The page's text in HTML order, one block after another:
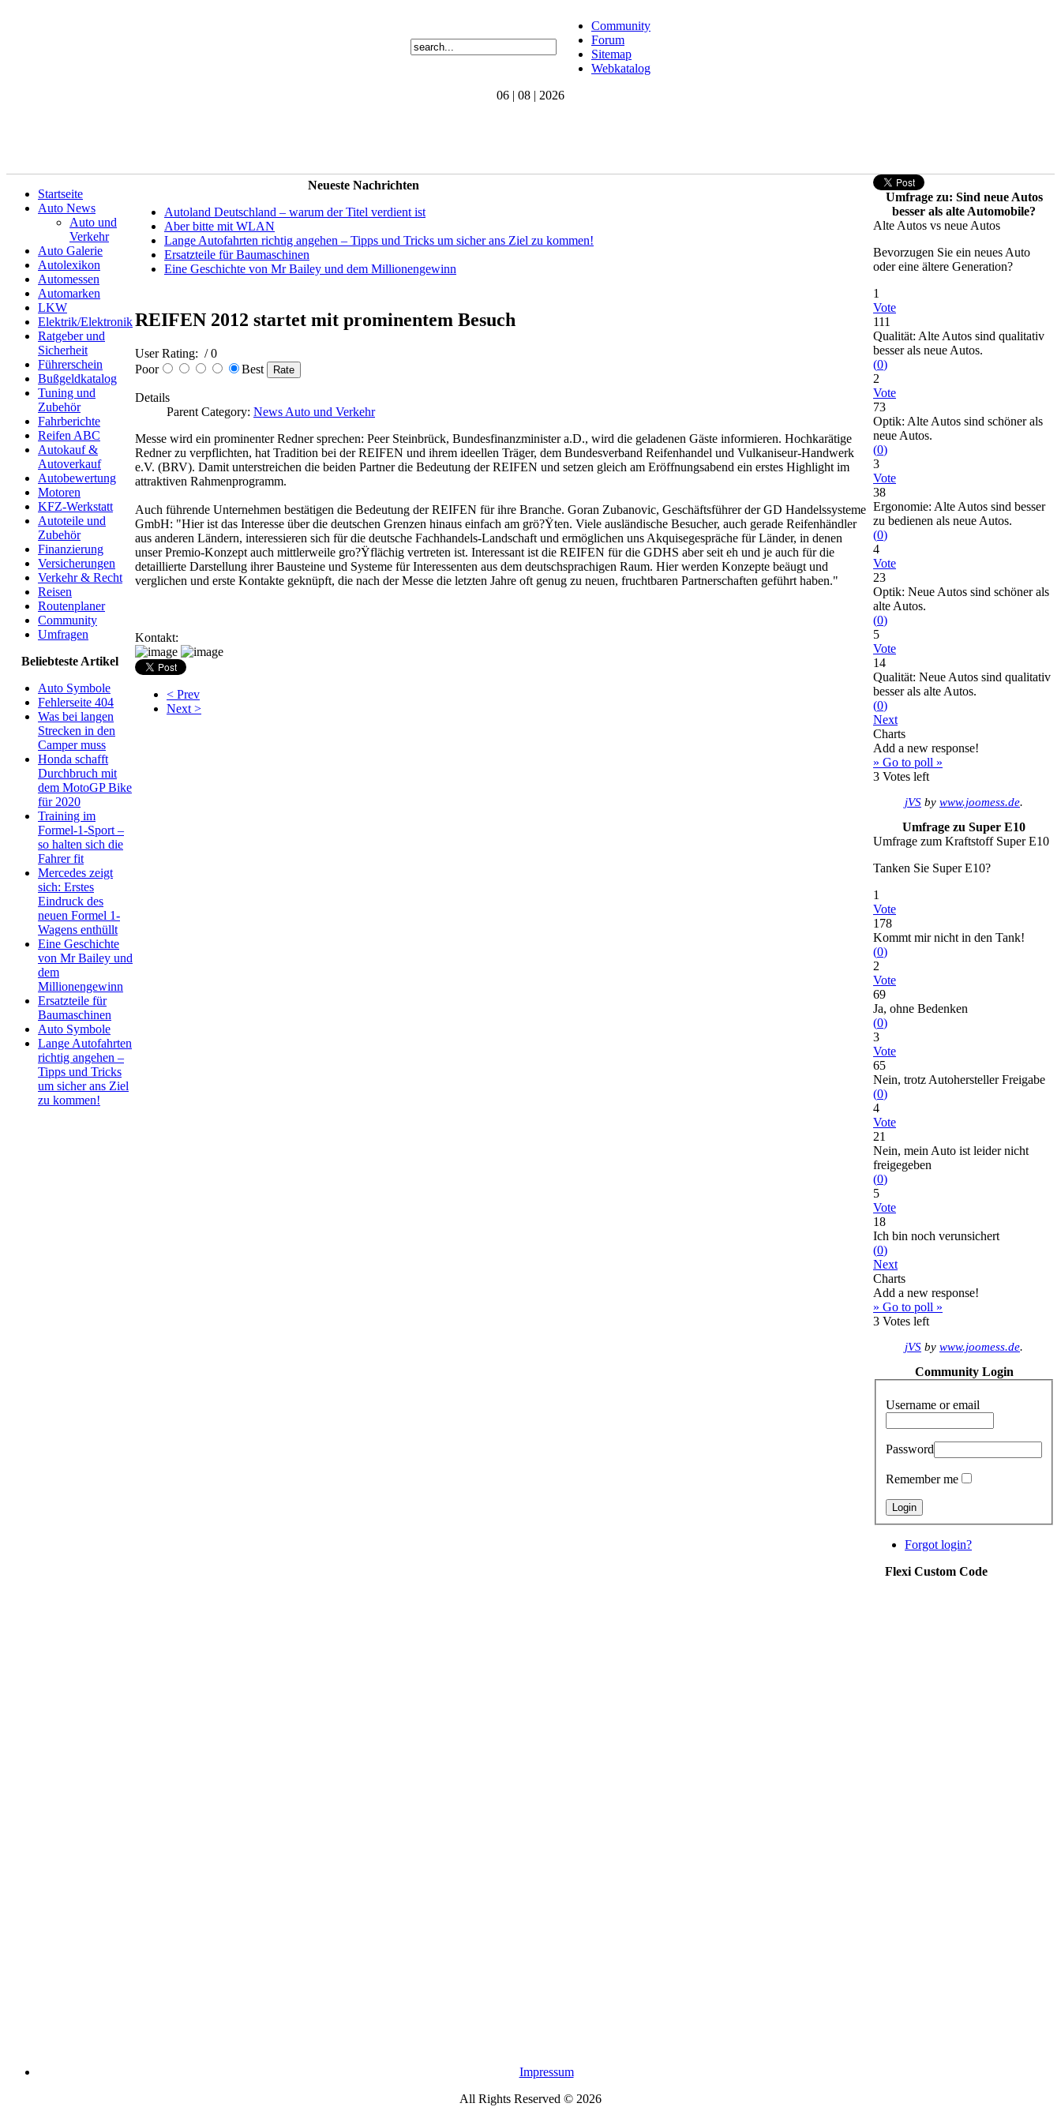
Community
Forum
Sitemap
Webkatalog
06 | 08 | 2026
Startseite
Auto News
Auto und
Verkehr
Auto Galerie
Autolexikon
Automessen
Automarken
LKW
Elektrik/Elektronik
Ratgeber und
Sicherheit
Führerschein
Bußgeldkatalog
Tuning und
Zubehör
Fahrberichte
Reifen ABC
Autokauf &
Autoverkauf
Autobewertung
Motoren
KFZ-Werkstatt
Autoteile und
Zubehör
Finanzierung
Versicherungen
Verkehr & Recht
Reisen
Routenplaner
Community
Umfragen
Beliebteste Artikel
Auto Symbole
Fehlerseite 404
Was bei langen
Strecken in den
Camper muss
Honda schafft
Durchbruch mit
dem MotoGP Bike
für 2020
Training im
Formel-1-Sport –
so halten sich die
Fahrer fit
Mercedes zeigt
sich: Erstes
Eindruck des
neuen Formel 1-
Wagens enthüllt
Eine Geschichte
von Mr Bailey und
dem
Millionengewinn
Ersatzteile für
Baumaschinen
Auto Symbole
Lange Autofahrten
richtig angehen –
Tipps und Tricks
um sicher ans Ziel
zu kommen!
Neueste Nachrichten
Autoland Deutschland – warum der Titel verdient ist
Aber bitte mit WLAN
Lange Autofahrten richtig angehen – Tipps und Tricks um sicher ans Ziel zu kommen!
Ersatzteile für Baumaschinen
Eine Geschichte von Mr Bailey und dem Millionengewinn
REIFEN 2012 startet mit prominentem Besuch
User Rating: / 0
Poor
Best
Details
Parent Category: News Auto und Verkehr
Messe wird ein prominenter Redner sprechen: Peer Steinbrück, Bundesfinanzminister a.D., wird die geladenen Gäste informieren. Hochkarätige
Redner zu verpflichten, hat Tradition bei der REIFEN und ihrem ideellen Träger, dem Bundesverband Reifenhandel und Vulkaniseur-Handwerk
e.V. (BRV). Damit unterstreichen die beiden Partner die Bedeutung der REIFEN und setzen gleich am Eröffnungsabend ein erstes Highlight im
attraktiven Rahmenprogramm.
Auch führende Unternehmen bestätigen die Bedeutung der REIFEN für ihre Branche. Goran Zubanovic, Geschäftsführer der GD Handelssysteme
GmbH: "Hier ist das Interesse über die deutschen Grenzen hinaus einfach am grö?Ÿten. Viele ausländische Besucher, auch gerade Reifenhändler
aus anderen Ländern, interessieren sich für die deutsche Fachhandels-Landschaft und ermöglichen uns Akquisegespräche für Länder, in denen
unser Premio-Konzept auch mittlerweile gro?Ÿflächig vertreten ist. Interessant ist die REIFEN für die GDHS aber seit eh und je auch für die
detaillierte Darstellung ihrer Bausteine und Systeme für Interessenten aus dem deutschsprachigen Raum. Hier werden Konzepte beäugt und
verglichen und erste Kontakte geknüpft, die nach der Messe die letzten Jahre oft genug zu neuen, fruchtbaren Partnerschaften geführt haben."
Kontakt:
< Prev
Next >
Umfrage zu: Sind neue Autos
besser als alte Automobile?
Alte Autos vs neue Autos
Bevorzugen Sie ein neues Auto
oder eine ältere Generation?
1
Vote
111
Qualität: Alte Autos sind qualitativ
besser als neue Autos.
(0)
2
Vote
73
Optik: Alte Autos sind schöner als
neue Autos.
(0)
3
Vote
38
Ergonomie: Alte Autos sind besser
zu bedienen als neue Autos.
(0)
4
Vote
23
Optik: Neue Autos sind schöner als
alte Autos.
(0)
5
Vote
14
Qualität: Neue Autos sind qualitativ
besser als alte Autos.
(0)
Next
Charts
Add a new response!
» Go to poll »
3 Votes left
jVS by www.joomess.de.
Umfrage zu Super E10
Umfrage zum Kraftstoff Super E10
Tanken Sie Super E10?
1
Vote
178
Kommt mir nicht in den Tank!
(0)
2
Vote
69
Ja, ohne Bedenken
(0)
3
Vote
65
Nein, trotz Autohersteller Freigabe
(0)
4
Vote
21
Nein, mein Auto ist leider nicht
freigegeben
(0)
5
Vote
18
Ich bin noch verunsichert
(0)
Next
Charts
Add a new response!
» Go to poll »
3 Votes left
jVS by www.joomess.de.
Community Login
Username or email
Password
Remember me
Forgot login?
Flexi Custom Code
Impressum
All Rights Reserved © 2026